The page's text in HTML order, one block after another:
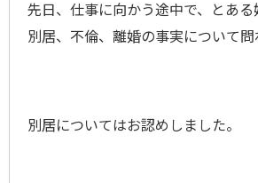
先日、仕事に向かう途中で、とある
別居、不倫、離婚の事実について問
別居についてはお認めしました。